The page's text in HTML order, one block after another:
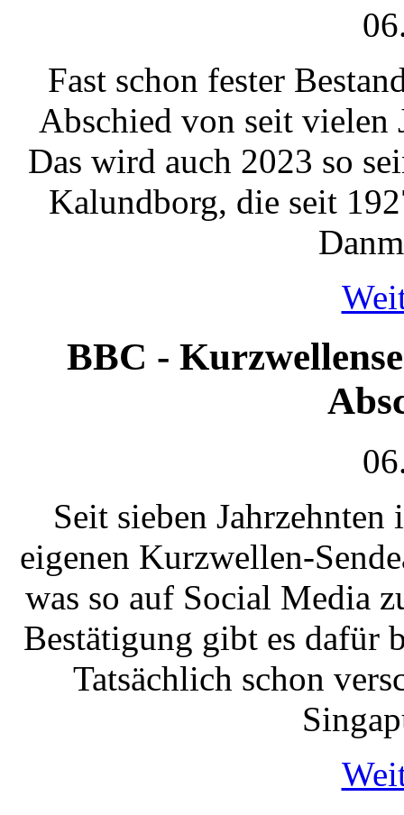
Fast schon fester
Abschied von seit vielen
Das wird auch 2023 so
Kalundborg, die seit
BBC -
Seit sieben
eigenen Kurzwellen-
was so auf Social Media
Bestätigung gibt es dafür
Tatsächlich schon